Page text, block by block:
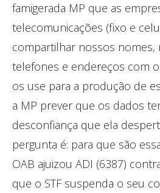
famigerada MP que as
telecomunicações (fixo e
compartilhar nossos nomes,
telefones e endereços com
os use para a produção de
a MP prever que os dados
desconfiança que ela
pergunta é: para que são
OAB ajuizou ADI (6387)
que o STF suspenda o seu